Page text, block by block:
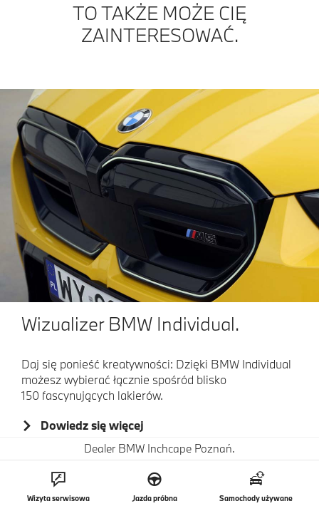
TO TAKŻE MOŻE CIĘ
ZAINTERESOWAĆ.
Wizualizer BMW Individual.
Daj się ponieść kreatywności: Dzięki BMW Individual
możesz wybierać łącznie spośród blisko
150 fascynujących lakierów.
Dowiedz się więcej
Dealer BMW Inchcape Poznań.
Wizyta serwisowa Jazda próbna Samochody używane